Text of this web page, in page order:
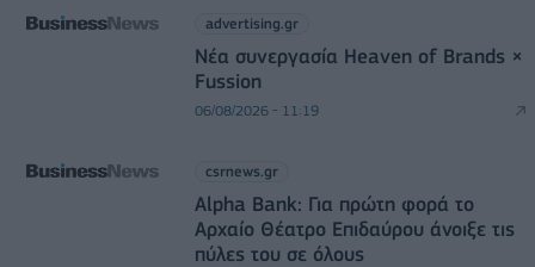
advertising.gr
Νέα συνεργασία Heaven of Brands ×
Fussion
06/08/2026 - 11:19
csrnews.gr
Alpha Bank: Για πρώτη φορά το
Αρχαίο Θέατρο Επιδαύρου άνοιξε τις
πύλες του σε όλους